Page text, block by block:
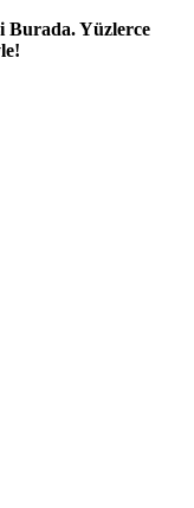
Yüzlerce